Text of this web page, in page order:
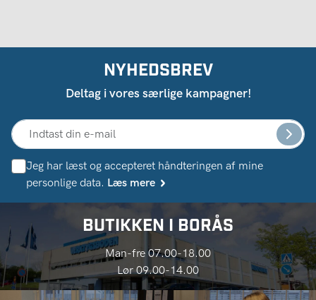
NYHEDSBREV
Deltag i vores særlige kampagner!
Jeg har læst og accepteret håndteringen af ​​mine
personlige data. Læs mere
BUTIKKEN I BORÅS
Man-fre 07.00-18.00
Lør 09.00-14.00